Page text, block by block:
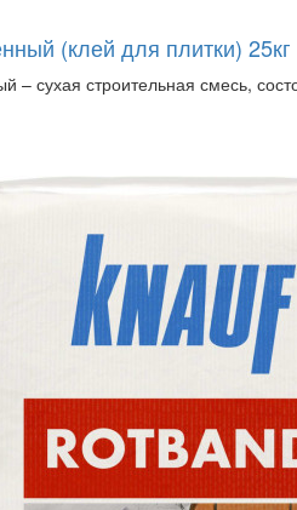
(клей для плитки) 25кг
– сухая строительная смесь,